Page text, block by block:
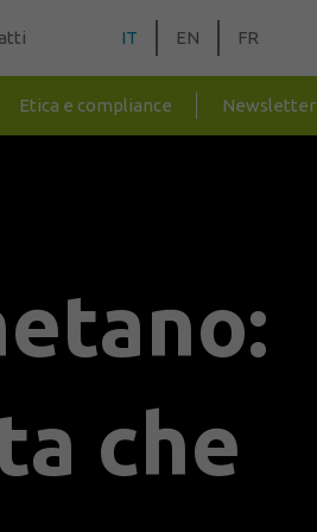
IT EN FR
Etica e compliance Newsletter
che